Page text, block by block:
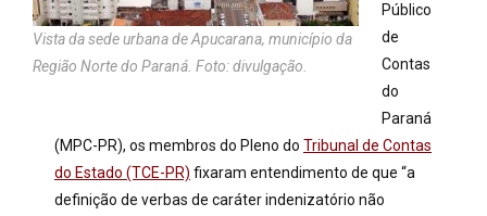
Vista da sede urbana de Apucarana, município da
Região Norte do Paraná. Foto: divulgação.
Público
de
Contas
do
Paraná
(MPC-PR), os membros do Pleno do Tribunal de Contas
do Estado (TCE-PR) fixaram entendimento de que “a
definição de verbas de caráter indenizatório não